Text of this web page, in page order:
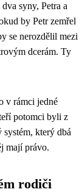
syny, Petra a
by Petr zemřel
se nerozdělil mezi
dcerám. Ty
v rámci jedné
potomci byli z
který dbá
mají právo.
rodiči